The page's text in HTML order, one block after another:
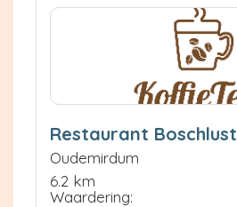
Restaurant Boschlust
Oudemirdum
6.2 km
Waardering: